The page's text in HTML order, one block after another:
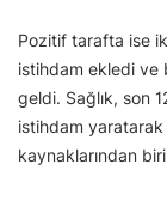
Pozitif tarafta ise
istihdam ekledi ve
geldi. Sağlık, son
istihdam yaratarak
kaynaklarından